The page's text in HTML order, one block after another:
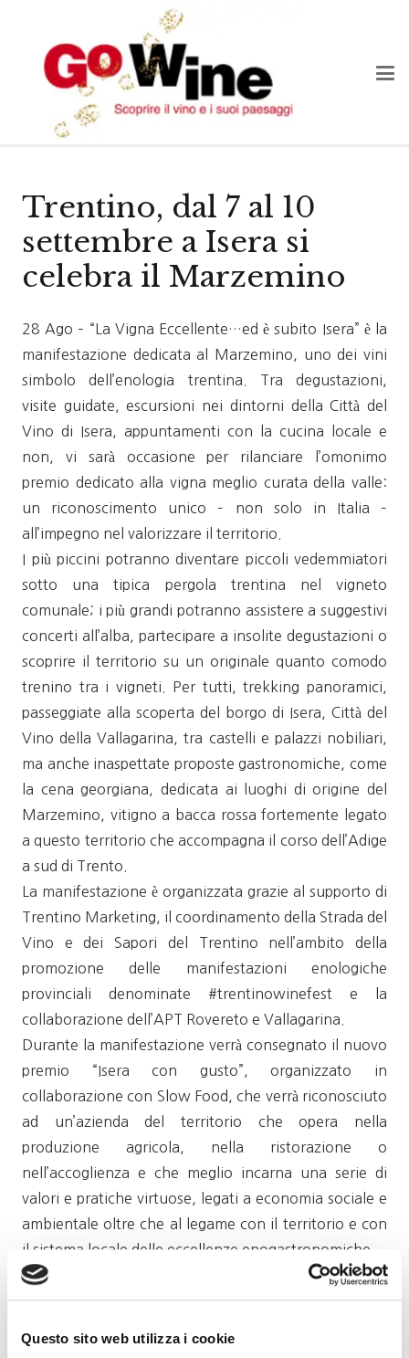
Questo sito web utilizza i cookie
Trentino, dal 7 al 10
settembre a Isera si
celebra il Marzemino
28 Ago – “La Vigna Eccellente…ed è subito Isera” è la
manifestazione dedicata al Marzemino, uno dei vini
simbolo dell’enologia trentina. Tra degustazioni,
visite guidate, escursioni nei dintorni della Città del
Vino di Isera, appuntamenti con la cucina locale e
non, vi sarà occasione per rilanciare l’omonimo
premio dedicato alla vigna meglio curata della valle:
un riconoscimento unico – non solo in Italia –
all’impegno nel valorizzare il territorio.
I più piccini potranno diventare piccoli vedemmiatori
sotto una tipica pergola trentina nel vigneto
comunale; i più grandi potranno assistere a suggestivi
concerti all’alba, partecipare a insolite degustazioni o
scoprire il territorio su un originale quanto comodo
trenino tra i vigneti. Per tutti, trekking panoramici,
passeggiate alla scoperta del borgo di Isera, Città del
Vino della Vallagarina, tra castelli e palazzi nobiliari,
ma anche inaspettate proposte gastronomiche, come
la cena georgiana, dedicata ai luoghi di origine del
Marzemino, vitigno a bacca rossa fortemente legato
a questo territorio che accompagna il corso dell’Adige
a sud di Trento.
La manifestazione è organizzata grazie al supporto di
Trentino Marketing, il coordinamento della Strada del
Vino e dei Sapori del Trentino nell’ambito della
promozione delle manifestazioni enologiche
provinciali denominate #trentinowinefest e la
collaborazione dell’APT Rovereto e Vallagarina.
Durante la manifestazione verrà consegnato il nuovo
premio “Isera con gusto”, organizzato in
collaborazione con Slow Food, che verrà riconosciuto
ad un’azienda del territorio che opera nella
produzione agricola, nella ristorazione o
nell’accoglienza e che meglio incarna una serie di
valori e pratiche virtuose, legati a economia sociale e
ambientale oltre che al legame con il territorio e con
il sistema locale delle eccellenze enogastronomiche.
Verrà inoltre rilanciato l’omonimo premio “La Vigna
Eccellente” – conferito poi il 21 settembre nell’ambito